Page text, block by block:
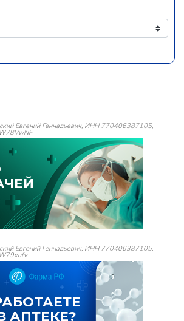
Евгений Геннадьевич, ИНН 770406387105,
Евгений Геннадьевич, ИНН 770406387105,